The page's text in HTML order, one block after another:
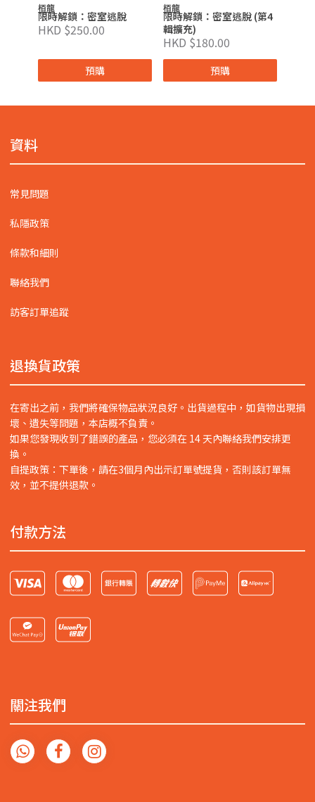
栢龍
限時解鎖：密室逃脫
HKD $250.00
預購
栢龍
限時解鎖：密室逃脫 (第4
輯擴充)
HKD $180.00
預購
資料
常見問題
私隱政策
條款和細則
聯絡我們
訪客訂單追蹤
退換貨政策
在寄出之前，我們將確保物品狀況良好。出貨過程中，如貨物出現損
壞、遺失等問題，本店概不負責。
如果您發現收到了錯誤的產品，您必須在 14 天內聯絡我們安排更
換。
自提政策：下單後，請在3個月內出示訂單號提貨，否則該訂單無
效，並不提供退款。
付款方法
關注我們